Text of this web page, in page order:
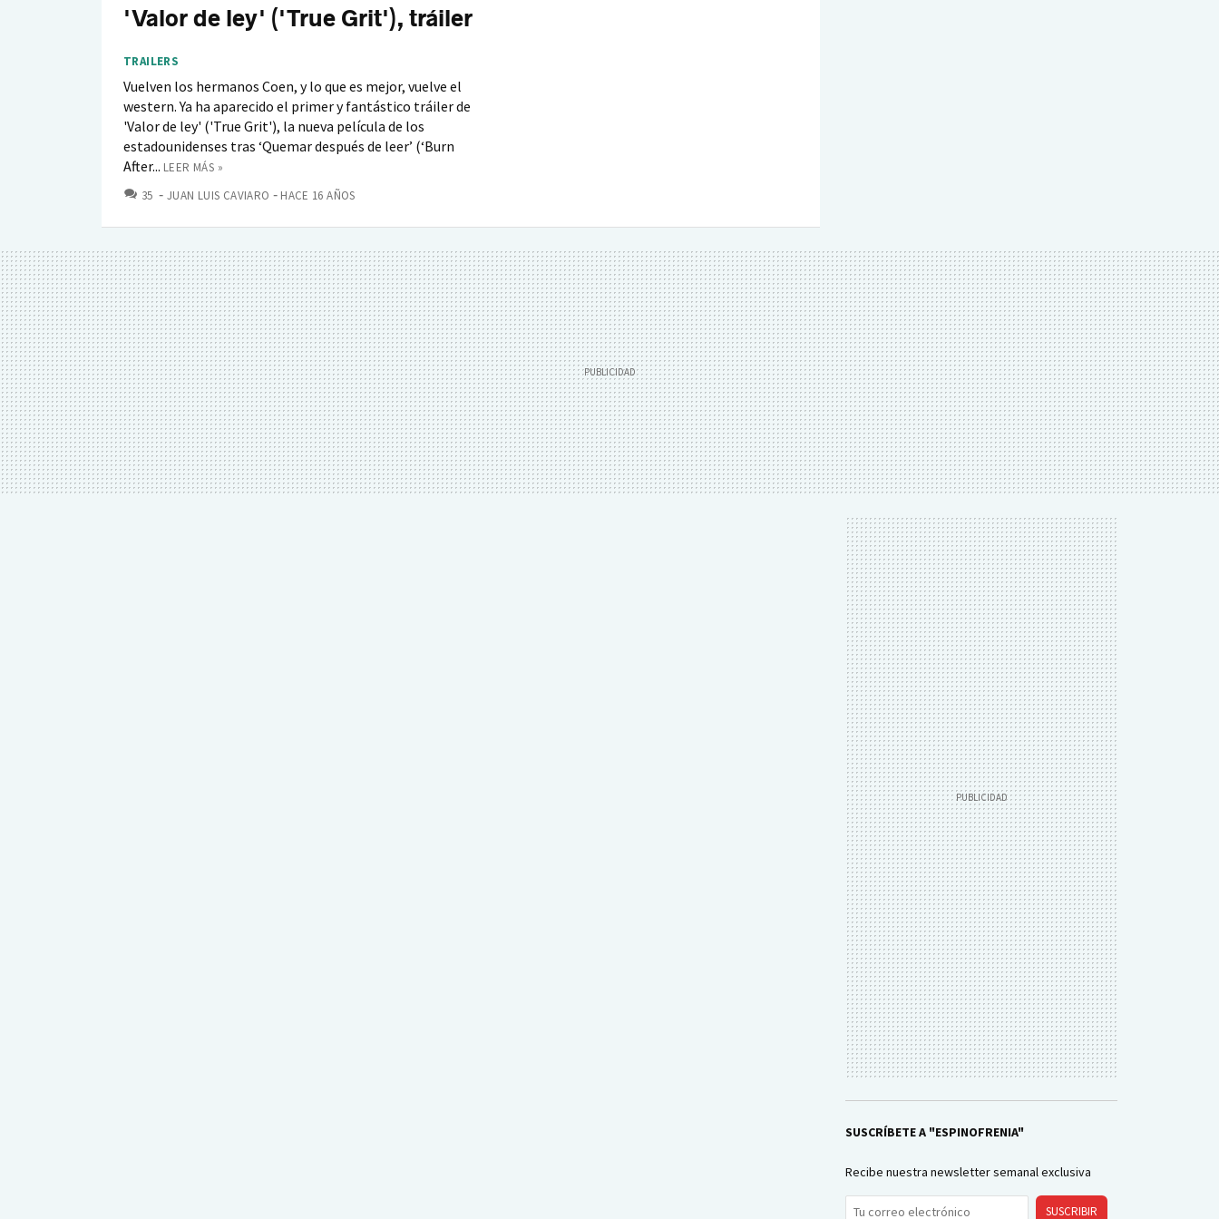
'Valor de ley' ('True Grit'), tráiler
TRAILERS
Vuelven los hermanos Coen, y lo que es mejor, vuelve el
western. Ya ha aparecido el primer y fantástico tráiler de
'Valor de ley' ('True Grit'), la nueva película de los
estadounidenses tras ‘Quemar después de leer’ (‘Burn
After... LEER MÁS »
35 COMENTARIOS
JUAN LUIS CAVIARO HACE 16 AÑOS
SUSCRÍBETE A "ESPINOFRENIA"
Recibe nuestra newsletter semanal exclusiva
SUSCRIBIR